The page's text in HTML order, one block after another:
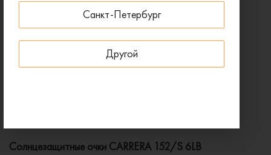
Санкт-Петербург
Другой
Солнцезащитные очки CARRERA 152/S 6LB
ПОД ЗАКАЗ